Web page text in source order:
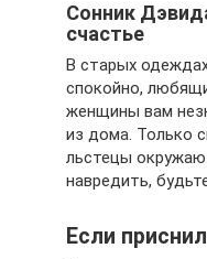
Сонник
счастье
В старых
спокойно,
женщины вам
из дома. Только
льстецы
навредить,
Если